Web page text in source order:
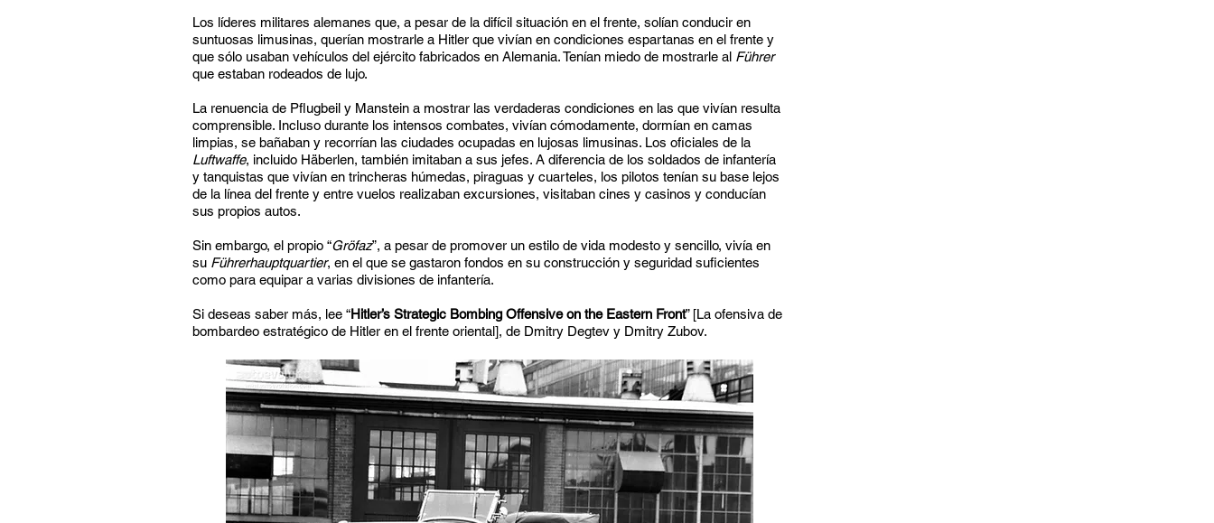
Los líderes militares alemanes que, a pesar de la difícil situación en el frente, solían conducir en
suntuosas limusinas, querían mostrarle a Hitler que vivían en condiciones espartanas en el frente y
que sólo usaban vehículos del ejército fabricados en Alemania. Tenían miedo de mostrarle al Führer
que estaban rodeados de lujo.
La renuencia de Pflugbeil y Manstein a mostrar las verdaderas condiciones en las que vivían resulta
comprensible. Incluso durante los intensos combates, vivían cómodamente, dormían en camas
limpias, se bañaban y recorrían las ciudades ocupadas en lujosas limusinas. Los oficiales de la
Luftwaffe, incluido Häberlen, también imitaban a sus jefes. A diferencia de los soldados de infantería
y tanquistas que vivían en trincheras húmedas, piraguas y cuarteles, los pilotos tenían su base lejos
de la línea del frente y entre vuelos realizaban excursiones, visitaban cines y casinos y conducían
sus propios autos.
Sin embargo, el propio “Gröfaz”, a pesar de promover un estilo de vida modesto y sencillo, vivía en
su Führerhauptquartier, en el que se gastaron fondos en su construcción y seguridad suficientes
como para equipar a varias divisiones de infantería.
Si deseas saber más, lee “Hitler’s Strategic Bombing Offensive on the Eastern Front” [La ofensiva de
bombardeo estratégico de Hitler en el frente oriental], de Dmitry Degtev y Dmitry Zubov.